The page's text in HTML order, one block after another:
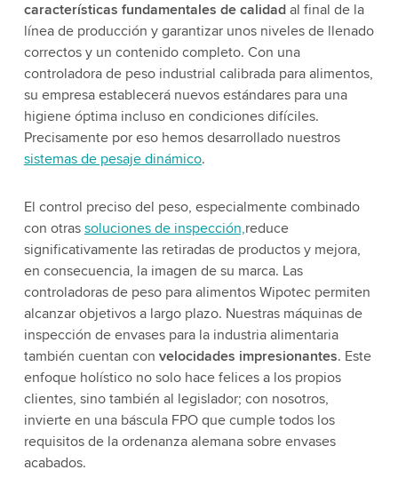
características fundamentales de calidadal final de la
línea de producción y garantizar unos niveles de llenado
correctos y un contenido completo. Con una
controladora de peso industrial calibrada para alimentos,
su empresa establecerá nuevos estándares para una
higiene óptima incluso en condiciones difíciles.
Precisamente por eso hemos desarrollado nuestros
sistemas de pesaje dinámico.
El control preciso del peso, especialmente combinado
con otras soluciones de inspección,reduce
significativamente las retiradas de productos y mejora,
en consecuencia, la imagen de su marca. Las
controladoras de peso para alimentos Wipotec permiten
alcanzar objetivos a largo plazo. Nuestras máquinas de
inspección de envases para la industria alimentaria
también cuentan con velocidades impresionantes. Este
enfoque holístico no solo hace felices a los propios
clientes, sino también al legislador; con nosotros,
invierte en una báscula FPO que cumple todos los
requisitos de la ordenanza alemana sobre envases
acabados.